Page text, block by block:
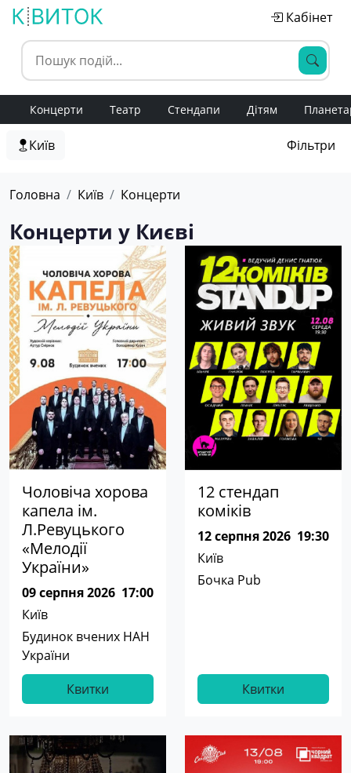
Кабінет
Концерти Театр Стендапи Дітям
Київ Фільтри
Головна Київ Концерти
Концерти у Києві
Чоловіча хорова
капела ім.
Л.Ревуцького
«Мелодії
України»
09 серпня 2026 17:00
Київ
Будинок вчених НАН
України
Квитки
12 стендап
коміків
12 серпня 2026 19:30
Київ
Бочка Pub
Квитки